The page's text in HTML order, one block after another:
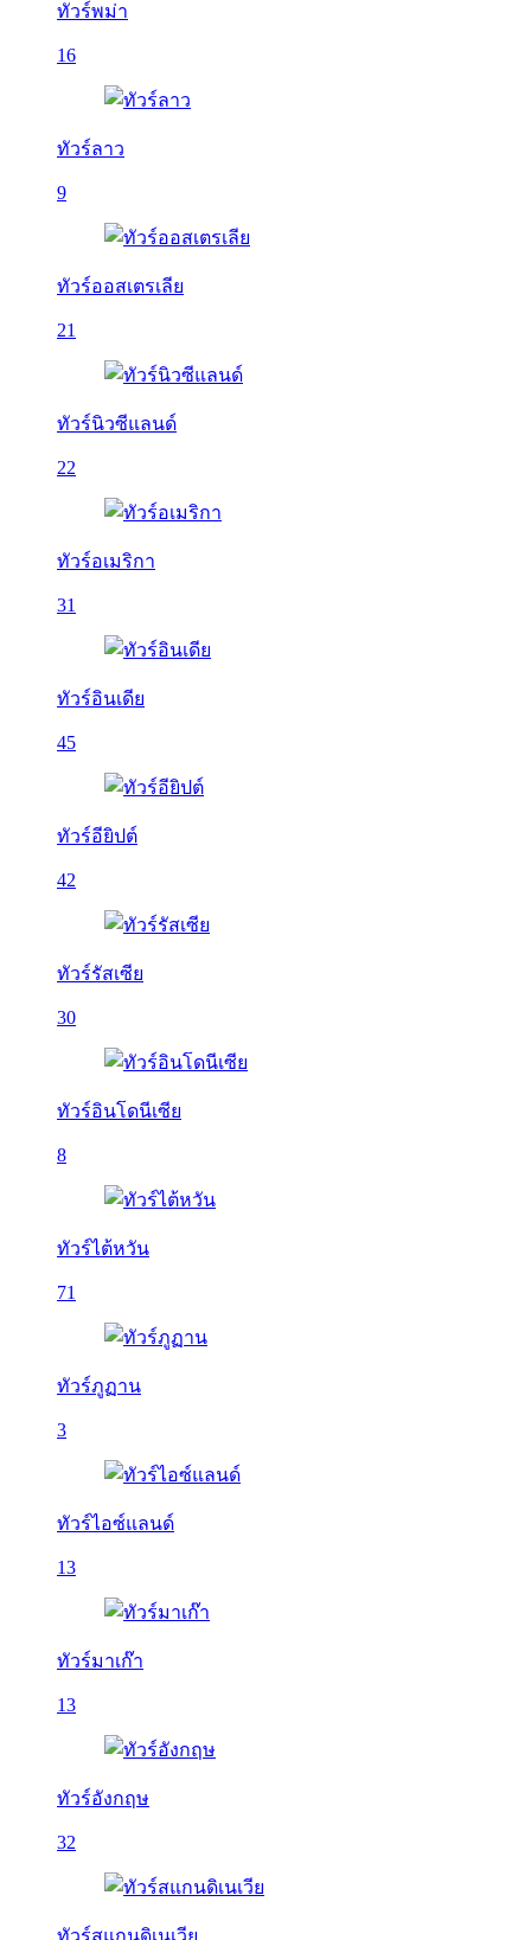
ทัวร์พม่า
16
ทัวร์ลาว
9
ทัวร์ออสเตรเลีย
21
ทัวร์นิวซีแลนด์
22
ทัวร์อเมริกา
31
ทัวร์อินเดีย
45
ทัวร์อียิปต์
42
ทัวร์รัสเซีย
30
ทัวร์อินโดนีเซีย
8
ทัวร์ไต้หวัน
71
ทัวร์ภูฏาน
3
ทัวร์ไอซ์แลนด์
13
ทัวร์มาเก๊า
13
ทัวร์อังกฤษ
32
ทัวร์สแกนดิเนเวีย